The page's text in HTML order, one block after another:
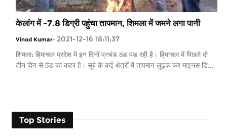
केलांग में -7.8 डिग्री पहुंचा तापमान, शिमला में जमने लगा पानी
Vinod Kumar- 2021-12-16 18:11:37
शिमला: हिमाचल प्रदेश में इन दिनों प्रचंड ठंड पड़ रही है। हिमाचल में पिछले दो
तीन दिन से ठंड का कहर है। सूबे के कई क्षेत्रों में तापमान लुढ़क कर माइनस डि...
Top Stories